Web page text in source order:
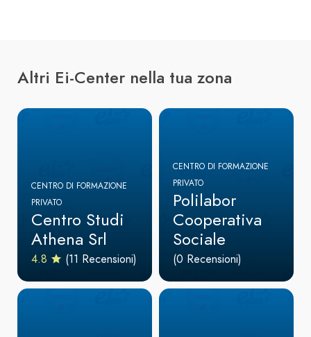
Altri Ei-Center nella tua zona
CENTRO DI FORMAZIONE
PRIVATO
Centro Studi
Athena Srl
4.8 (11 Recensioni)
CENTRO DI FORMAZIONE
PRIVATO
Polilabor
Cooperativa
Sociale
(0 Recensioni)